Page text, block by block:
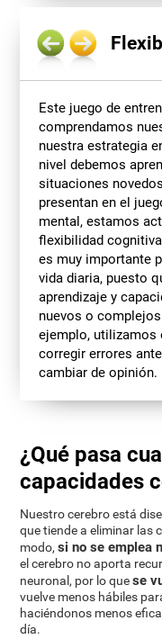
Este juego de
comprendamos
nuestra estrategia
nivel debemos
situaciones
presentan en el
mental, estamos
flexibilidad
es muy importante
vida diaria, puesto
aprendizaje y
nuevos o
ejemplo, utilizamos
corregir errores
cambiar de opinión.
¿Qué pasa
capacidades
Nuestro cerebro está
que tiende a eliminar las
modo,si no se emplea
el cerebro no aporta
neuronal, por lo quese
vuelve menos hábiles
haciéndonos menos
día.